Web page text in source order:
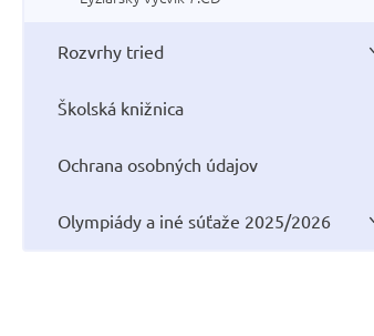
Rozvrhy tried
Školská knižnica
Ochrana osobných údajov
Olympiády a iné súťaže 2025/2026